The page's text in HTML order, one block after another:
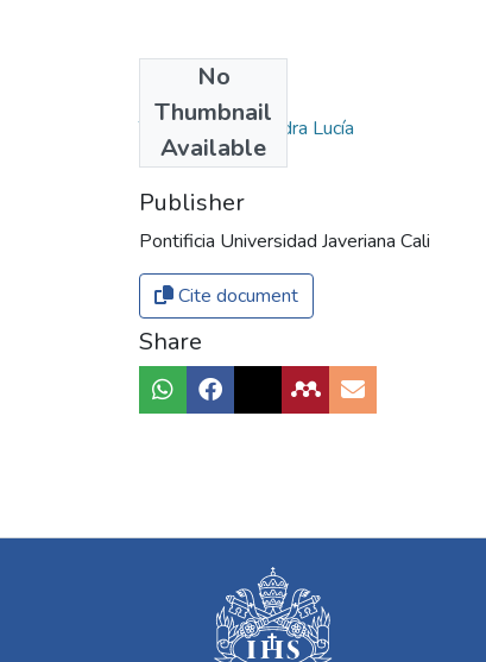
No
Thumbnail
Available
Authors
Tovar Reyes, Sandra Lucía
Publisher
Pontificia Universidad Javeriana Cali
Cite document
Share